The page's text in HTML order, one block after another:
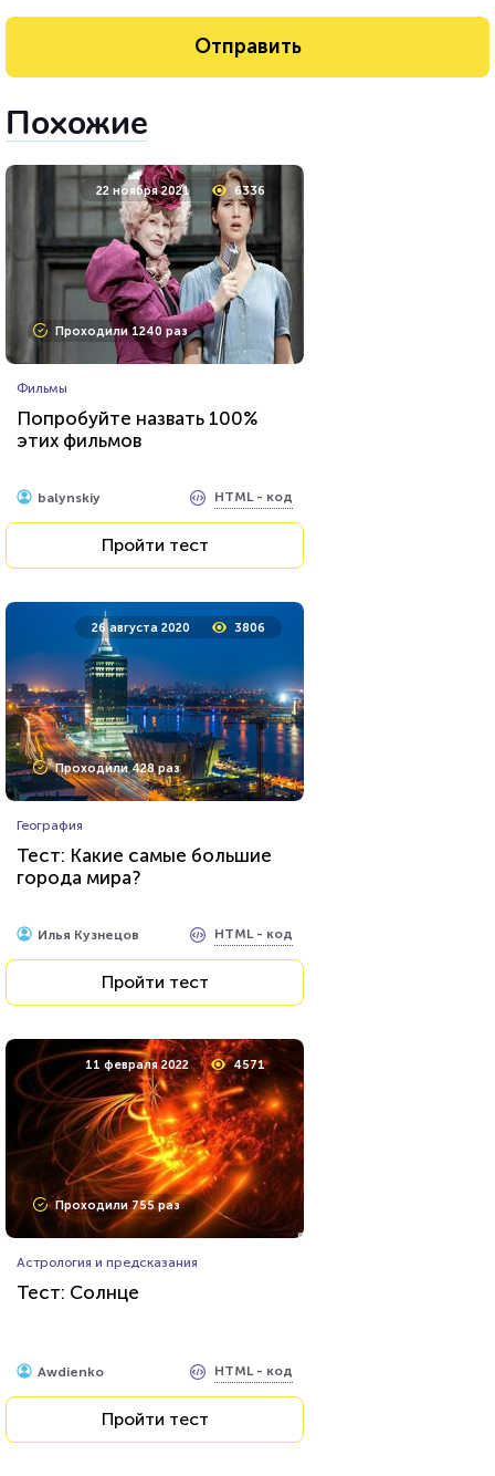
Похожие
22 ноября 2021 6336
Проходили 1240 раз
Фильмы
Попробуйте назвать 100%
этих фильмов
balynskiy HTML - код
Пройти тест
26 августа 2020 3806
Проходили 428 раз
География
Тест: Какие самые большие
города мира?
Илья Кузнецов HTML - код
Пройти тест
11 февраля 2022 4571
Проходили 755 раз
Астрология и предсказания
Тест: Солнце
Awdienko HTML - код
Пройти тест